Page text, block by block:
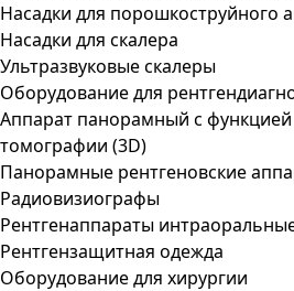
Насадки для порошкоструйного
Насадки для скалера
Ультразвуковые скалеры
Оборудование для
Аппарат панорамный с
томографии (3D)
Панорамные рентгеновские
Радиовизиографы
Рентгенаппараты
Рентгензащитная одежда
Оборудование для хирургии